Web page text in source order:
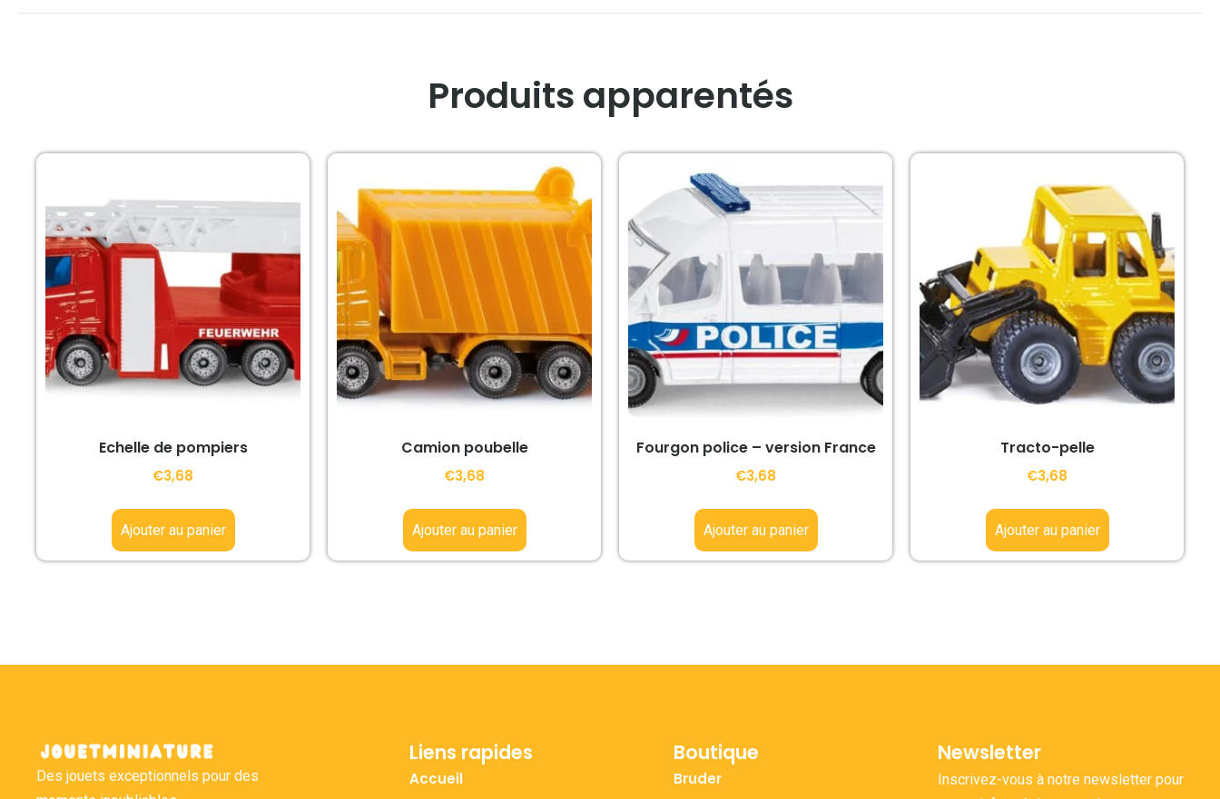
Produits apparentés
Echelle de pompiers
€3,68
Ajouter au panier
Camion poubelle
€3,68
Ajouter au panier
Fourgon police – version France
€3,68
Ajouter au panier
Tracto-pelle
€3,68
Ajouter au panier
Des jouets exceptionnels pour des
Liens rapides
Accueil
Boutique
Bruder
Newsletter
Inscrivez-vous à notre newsletter pour